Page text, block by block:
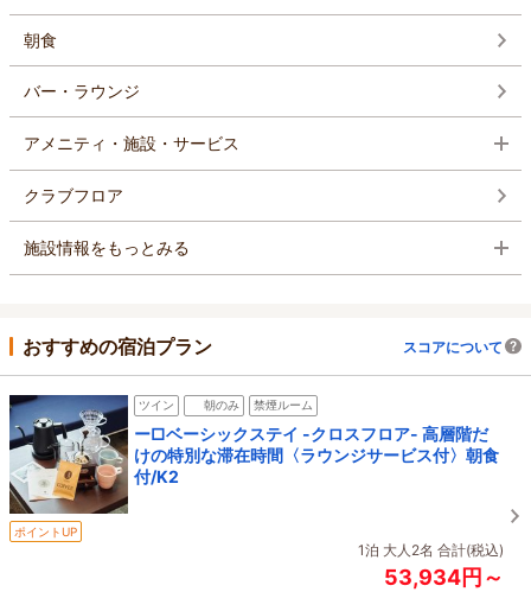
朝食
バー・ラウンジ
アメニティ・施設・サービス
クラブフロア
施設情報をもっとみる
おすすめの宿泊プラン スコアについて
ツイン 朝のみ 禁煙ルーム
ー□ベーシックステイ -クロスフロア- 高層階だ
けの特別な滞在時間〈ラウンジサービス付〉朝食
付/K2
ポイントUP
1泊 大人2名 合計(税込)
53,934円～